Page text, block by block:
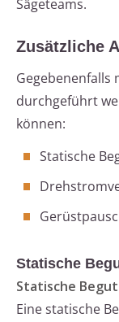
Sägeteams.
Zusätzliche
Gegebenenfalls
durchgeführt
können:
Statische
Statische
Statische
Eine statische